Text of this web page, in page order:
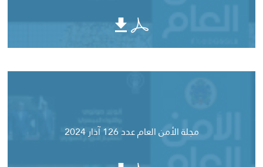
مجلة الأمن العام عدد 126 آذار 2024